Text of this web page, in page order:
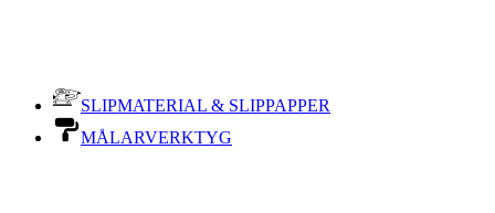
SLIPMATERIAL & SLIPPAPPER
MÅLARVERKTYG